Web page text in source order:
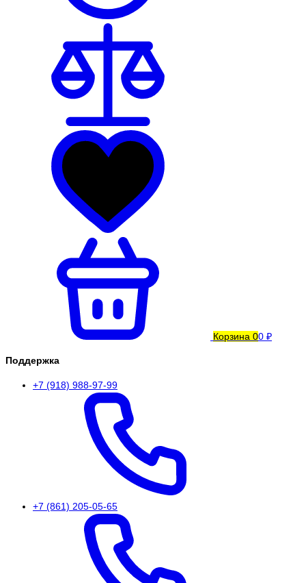
Корзина 00 ₽
Поддержка
+7 (918) 988-97-99
+7 (861) 205-05-65